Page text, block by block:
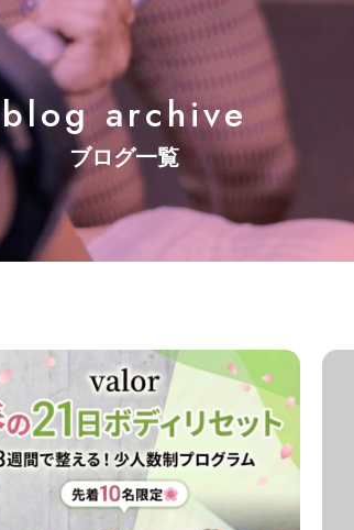
blog archive
ブログ一覧